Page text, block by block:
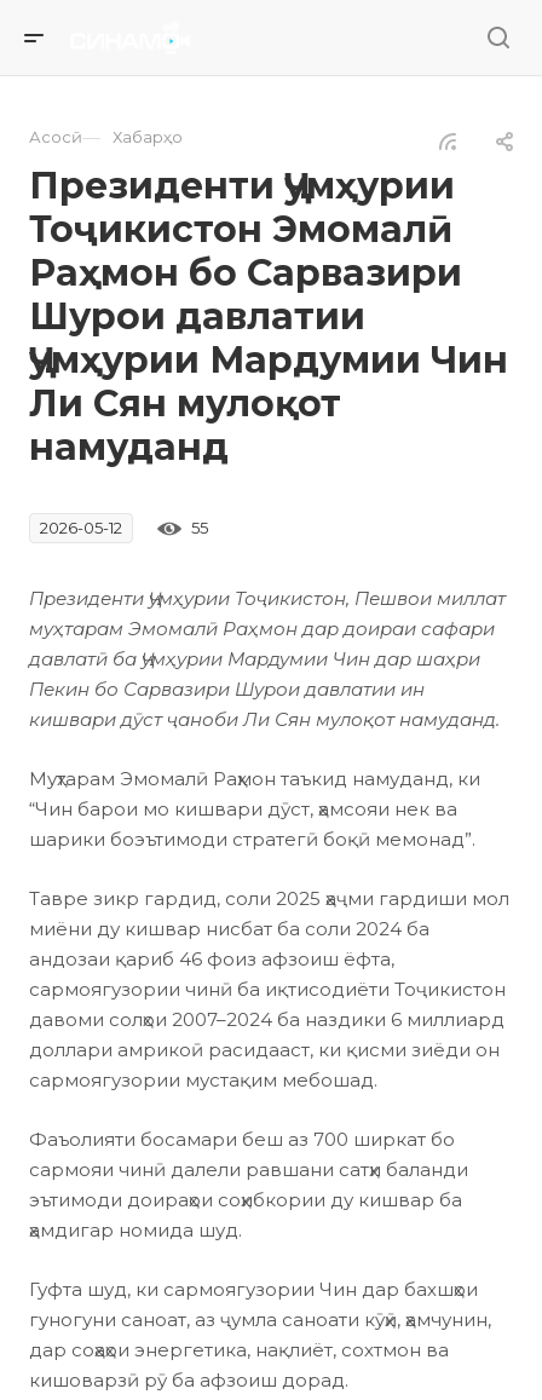
Асосӣ — Хабарҳо
Президенти Ҷумҳурии
Тоҷикистон Эмомалӣ
Раҳмон бо Сарвазири
Шурои давлатии
Ҷумҳурии Мардумии Чин
Ли Сян мулоқот
намуданд
2026-05-12 55
Президенти Ҷумҳурии Тоҷикистон, Пешвои миллат
муҳтарам Эмомалӣ Раҳмон дар доираи сафари
давлатӣ ба Ҷумҳурии Мардумии Чин дар шаҳри
Пекин бо Сарвазири Шурои давлатии ин
кишвари дӯст ҷаноби Ли Сян мулоқот намуданд.
Муҳтарам Эмомалӣ Раҳмон таъкид намуданд, ки
“Чин барои мо кишвари дӯст, ҳамсояи нек ва
шарики боэътимоди стратегӣ боқӣ мемонад”.
Тавре зикр гардид, соли 2025 ҳаҷми гардиши мол
миёни ду кишвар нисбат ба соли 2024 ба
андозаи қариб 46 фоиз афзоиш ёфта,
сармоягузории чинӣ ба иқтисодиёти Тоҷикистон
давоми солҳои 2007–2024 ба наздики 6 миллиард
доллари амрикоӣ расидааст, ки қисми зиёди он
сармоягузории мустақим мебошад.
Фаъолияти босамари беш аз 700 ширкат бо
сармояи чинӣ далели равшани сатҳи баланди
эътимоди доираҳои соҳибкории ду кишвар ба
ҳамдигар номида шуд.
Гуфта шуд, ки сармоягузории Чин дар бахшҳои
гуногуни саноат, аз ҷумла саноати кӯҳӣ, ҳамчунин,
дар соҳаҳои энергетика, нақлиёт, сохтмон ва
кишоварзӣ рӯ ба афзоиш дорад.